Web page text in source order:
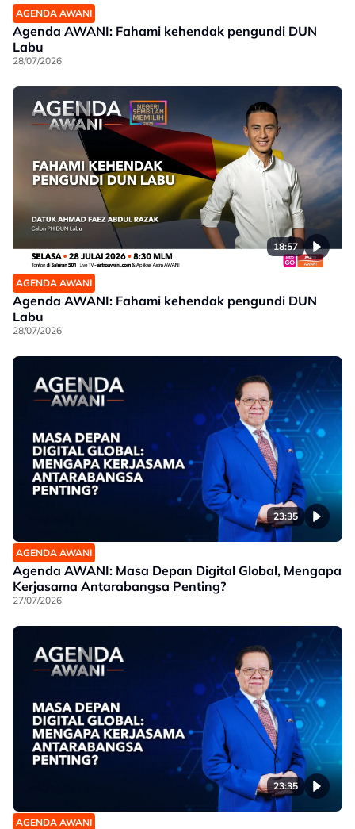
AGENDA AWANI
Agenda AWANI: Fahami kehendak pengundi DUN
Labu
28/07/2026
18:57
AGENDA AWANI
Agenda AWANI: Fahami kehendak pengundi DUN
Labu
28/07/2026
23:35
AGENDA AWANI
Agenda AWANI: Masa Depan Digital Global, Mengapa
Kerjasama Antarabangsa Penting?
27/07/2026
23:35
AGENDA AWANI